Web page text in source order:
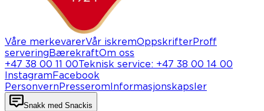
Våre merkevarerVår iskremOppskrifterProff
servering BærekraftOm oss
+47 38 00 11 00Teknisk service: +47 38 00 14 00
Instagram Facebook
Personvern Presserom Informasjonskapsler
Snakk med Snackis